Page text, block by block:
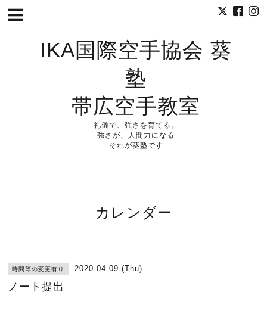
IKA国際空手協会 葵
塾
帯広空手教室
礼儀で、強さを育てる。
強さが、人間力になる
それが葵塾です
カレンダー
時間等の変更有り 2020-04-09 (Thu)
ノート提出